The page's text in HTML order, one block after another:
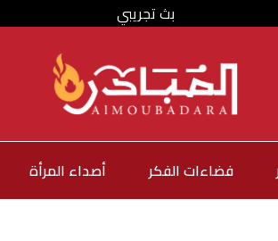
بث تجريبي
فضاءات الفكر أصداء المرأة